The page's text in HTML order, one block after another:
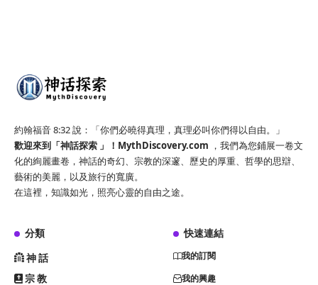
約翰福音 8:32 說：「你們必曉得真理，真理必叫你們得以自由。」
歡迎來到「神話探索 」！ MythDiscovery.com ，我們為您鋪展一卷文
化的絢麗畫卷，神話的奇幻、宗教的深邃、歷史的厚重、哲學的思辯、
藝術的美麗，以及旅行的寬廣。
在這裡，知識如光，照亮心靈的自由之途。
分類
神話
宗教
快速連結
我的訂閱
我的興趣